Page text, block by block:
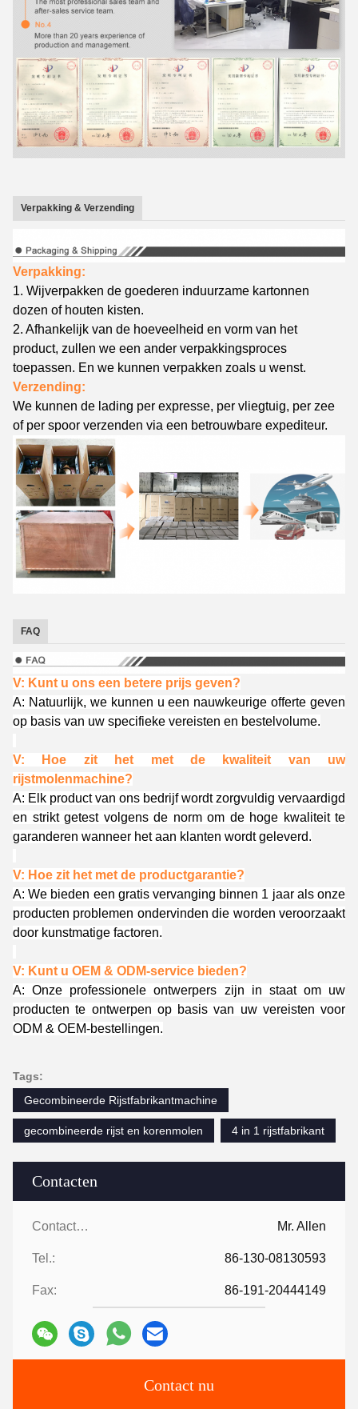
Contacten
Contacten: Mr. Allen
Tel.: 86-130-08130593
Fax: 86-191-20444149
Contact nu
Verpakking & Verzending
Verpakking:
1. Wijverpakken de goederen induurzame kartonnen
dozen of houten kisten.
2. Afhankelijk van de hoeveelheid en vorm van het
product, zullen we een ander verpakkingsproces
toepassen. En we kunnen verpakken zoals u wenst.
Verzending:
We kunnen de lading per expresse, per vliegtuig, per zee
of per spoor verzenden via een betrouwbare expediteur.
FAQ
V: Kunt u ons een betere prijs geven?
A: Natuurlijk, we kunnen u een nauwkeurige offerte geven
op basis van uw specifieke vereisten en bestelvolume.
V: Hoe zit het met de kwaliteit van uw
rijstmolenmachine?
A: Elk product van ons bedrijf wordt zorgvuldig vervaardigd
en strikt getest volgens de norm om de hoge kwaliteit te
garanderen wanneer het aan klanten wordt geleverd.
V: Hoe zit het met de productgarantie?
A: We bieden een gratis vervanging binnen 1 jaar als onze
producten problemen ondervinden die worden veroorzaakt
door kunstmatige factoren.
V: Kunt u OEM & ODM-service bieden?
A: Onze professionele ontwerpers zijn in staat om uw
producten te ontwerpen op basis van uw vereisten voor
ODM & OEM-bestellingen.
Tags:
Gecombineerde Rijstfabrikantmachine
gecombineerde rijst en korenmolen 4 in 1 rijstfabrikant